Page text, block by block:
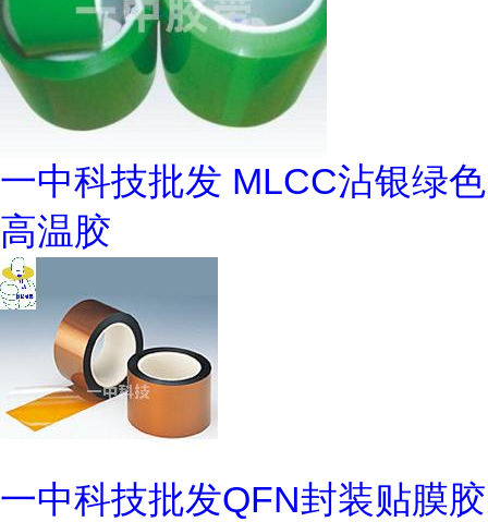
一中科技批发 MLCC沾银绿色
高温胶
一中科技批发QFN封装贴膜胶